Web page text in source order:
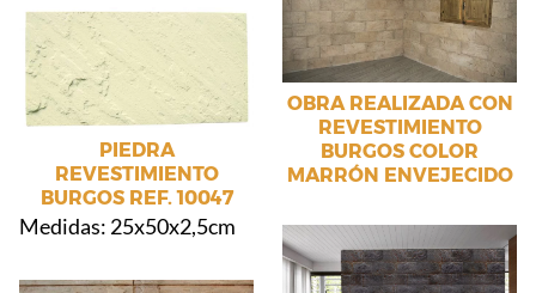
PIEDRA
REVESTIMIENTO
BURGOS REF. 10047
Medidas: 25x50x2,5cm
OBRA REALIZADA CON
REVESTIMIENTO
BURGOS COLOR
MARRÓN ENVEJECIDO